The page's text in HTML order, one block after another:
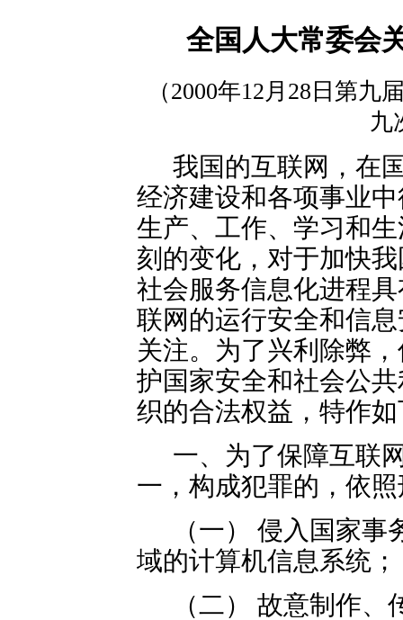
全国人大常委会
（2000年12月28日第
九
我国的互联网，在
经济建设和各项事业
生产、工作、学习和
刻的变化，对于加快
社会服务信息化进程
联网的运行安全和信
关注。为了兴利除弊
护国家安全和社会公
织的合法权益，特作
一、为了保障互联
一，构成犯罪的，依
（一） 侵入国家
域的计算机信息系统；
（二） 故意制作